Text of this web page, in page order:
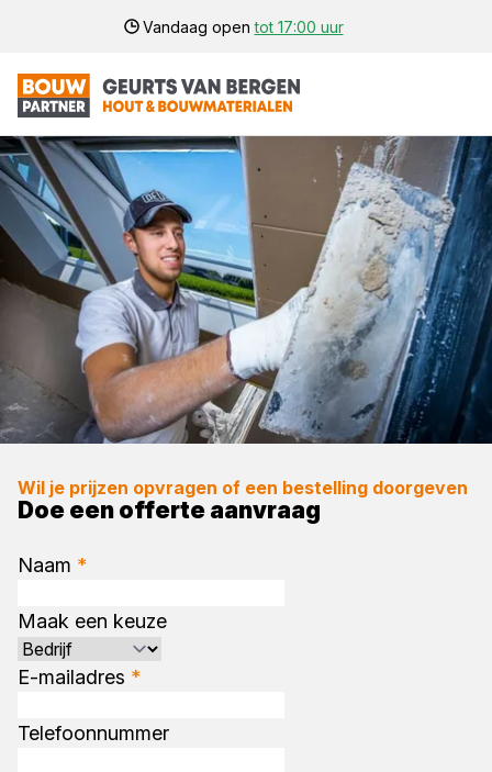
Vandaag opentot 17:00 uur
Wil je prijzen opvragen of een bestelling doorgeven
Doe een offerte aanvraag
Naam *
Maak een keuze
E-mailadres *
Telefoonnummer